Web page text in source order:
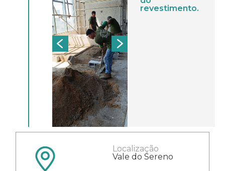
revestimento.
Localização
Vale do Sereno